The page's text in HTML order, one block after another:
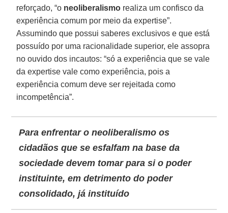
reforçado, “o neoliberalismo realiza um confisco da
experiência comum por meio da expertise”.
Assumindo que possui saberes exclusivos e que está
possuído por uma racionalidade superior, ele assopra
no ouvido dos incautos: “só a experiência que se vale
da expertise vale como experiência, pois a
experiência comum deve ser rejeitada como
incompetência”.
Para enfrentar o neoliberalismo os
cidadãos que se esfalfam na base da
sociedade devem tomar para si o poder
instituinte, em detrimento do poder
consolidado, já instituído